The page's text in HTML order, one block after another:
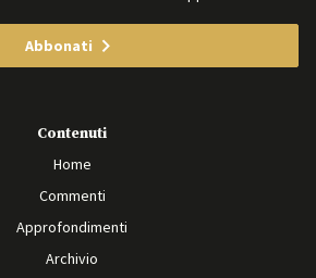
Abbonati
Contenuti
Home
Commenti
Approfondimenti
Archivio